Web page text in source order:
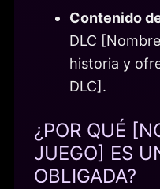
Contenido
DLC
historia y
DLC].
¿POR QUÉ
JUEGO] ES
OBLIGADA?